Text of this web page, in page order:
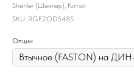
Shenler (Шенлер), Китай
SKU: RGF2OD548S
Опции